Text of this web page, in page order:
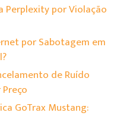
Perplexity por Violação
por Sabotagem em
de Ruído
GoTrax Mustang: